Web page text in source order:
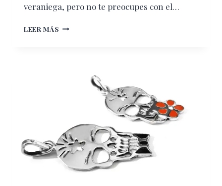
veraniega, pero no te preocupes con el…
LEER MÁS TENDENCIAS